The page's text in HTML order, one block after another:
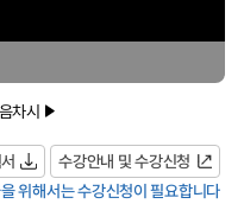
차시
수강안내 및 수강신청
위해서는 수강신청이 필요합니다